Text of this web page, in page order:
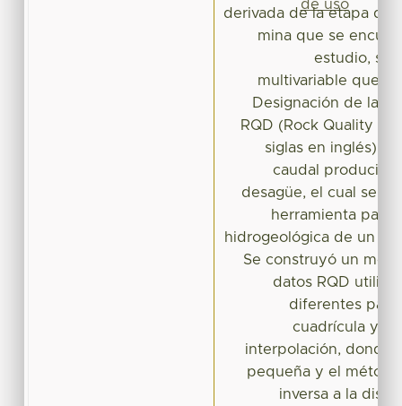
derivada de la etapa de
mina que se
estudio, se
multivariable que
Designación de la
RQD (Rock Quality
siglas en inglés) y
caudal producido
desagüe, el cual se
herramienta para
hidrogeológica de un
Se construyó un
datos RQD
diferentes para
cuadrícula y
interpolación, donde
pequeña y el
inversa a la
de uso